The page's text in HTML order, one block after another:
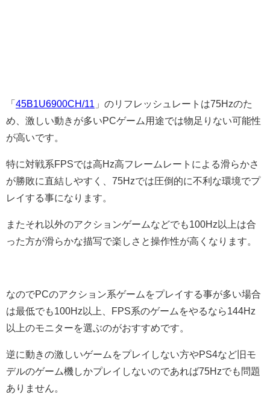
「 45B1U6900CH/11 」のリフレッシュレートは75Hzのた
め、激しい動きが多いPCゲーム用途では物足りない可能性
が高いです。
特に対戦系FPSでは高Hz高フレームレートによる滑らかさ
が勝敗に直結しやすく、75Hzでは圧倒的に不利な環境でプ
レイする事になります。
またそれ以外のアクションゲームなどでも100Hz以上は合
った方が滑らかな描写で楽しさと操作性が高くなります。
なのでPCのアクション系ゲームをプレイする事が多い場合
は最低でも100Hz以上、FPS系のゲームをやるなら144Hz
以上のモニターを選ぶのがおすすめです。
逆に動きの激しいゲームをプレイしない方やPS4など旧モ
デルのゲーム機しかプレイしないのであれば75Hzでも問題
ありません。